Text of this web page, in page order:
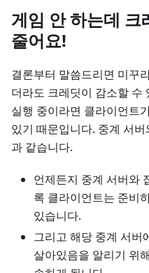
게임 안 하는데
줄어요!
결론부터 말씀드리면 미꾸
더라도 크레딧이 감소할 수
실행 중이라면 클라이언트
있기 때문입니다. 중계 서
과 같습니다.
언제든지 중계 서버와
록 클라이언트는 준비
있습니다.
그리고 해당 중계 서버
살아있음을 알리기 위